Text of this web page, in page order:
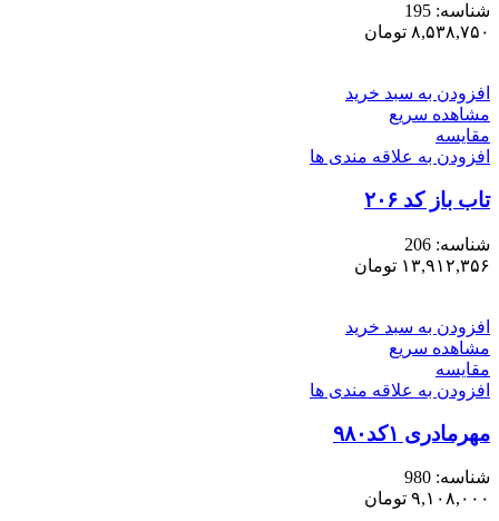
شناسه: 195
۸,۵۳۸,۷۵۰ تومان
افزودن به سبد خرید
مشاهده سریع
مقایسه
افزودن به علاقه مندی ها
تاب باز کد ۲۰۶
شناسه: 206
۱۳,۹۱۲,۳۵۶ تومان
افزودن به سبد خرید
مشاهده سریع
مقایسه
افزودن به علاقه مندی ها
مهرمادری ۱کد۹۸۰
شناسه: 980
۹,۱۰۸,۰۰۰ تومان